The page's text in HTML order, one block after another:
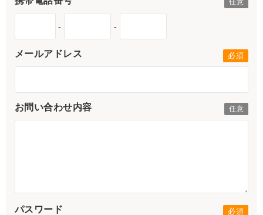
- -
メールアドレス
お問い合わせ内容
パスワード